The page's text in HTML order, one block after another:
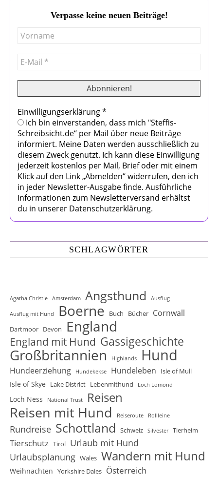
Verpasse keine neuen Beiträge!
Einwilligungserklärung*
Ich bin einverstanden, dass mich "Steffis-
Schreibsicht.de“ per Mail über neue Beiträge
informiert. Meine Daten werden ausschließlich zu
diesem Zweck genutzt. Ich kann diese Einwilligung
jederzeit kostenlos per Mail, Brief oder mit einem
Klick auf den Link „Abmelden“ widerrufen, den ich
in jeder Newsletter-Ausgabe finde. Ausführliche
Informationen zum Newsletterversand erhältst
du in unserer Datenschutzerklärung.
SCHLAGWÖRTER
Agatha Christie Amsterdam Angsthund Ausflug
Ausflug mit Hund Boerne Buch Bücher Cornwall
Dartmoor Devon England
England mit Hund Gassigeschichte
Großbritannien Highlands Hund
Hundeerziehung Hundekekse Hundeleben Isle of Mull
Isle of Skye Lake District Lebenmithund Loch Lomond
Loch Ness National Trust Reisen
Reisen mit Hund Reiseroute Rollleine
Rundreise Schottland Schweiz Silvester Tierheim
Tierschutz Tirol Urlaub mit Hund
Urlaubsplanung Wales Wandern mit Hund
Weihnachten Yorkshire Dales Österreich